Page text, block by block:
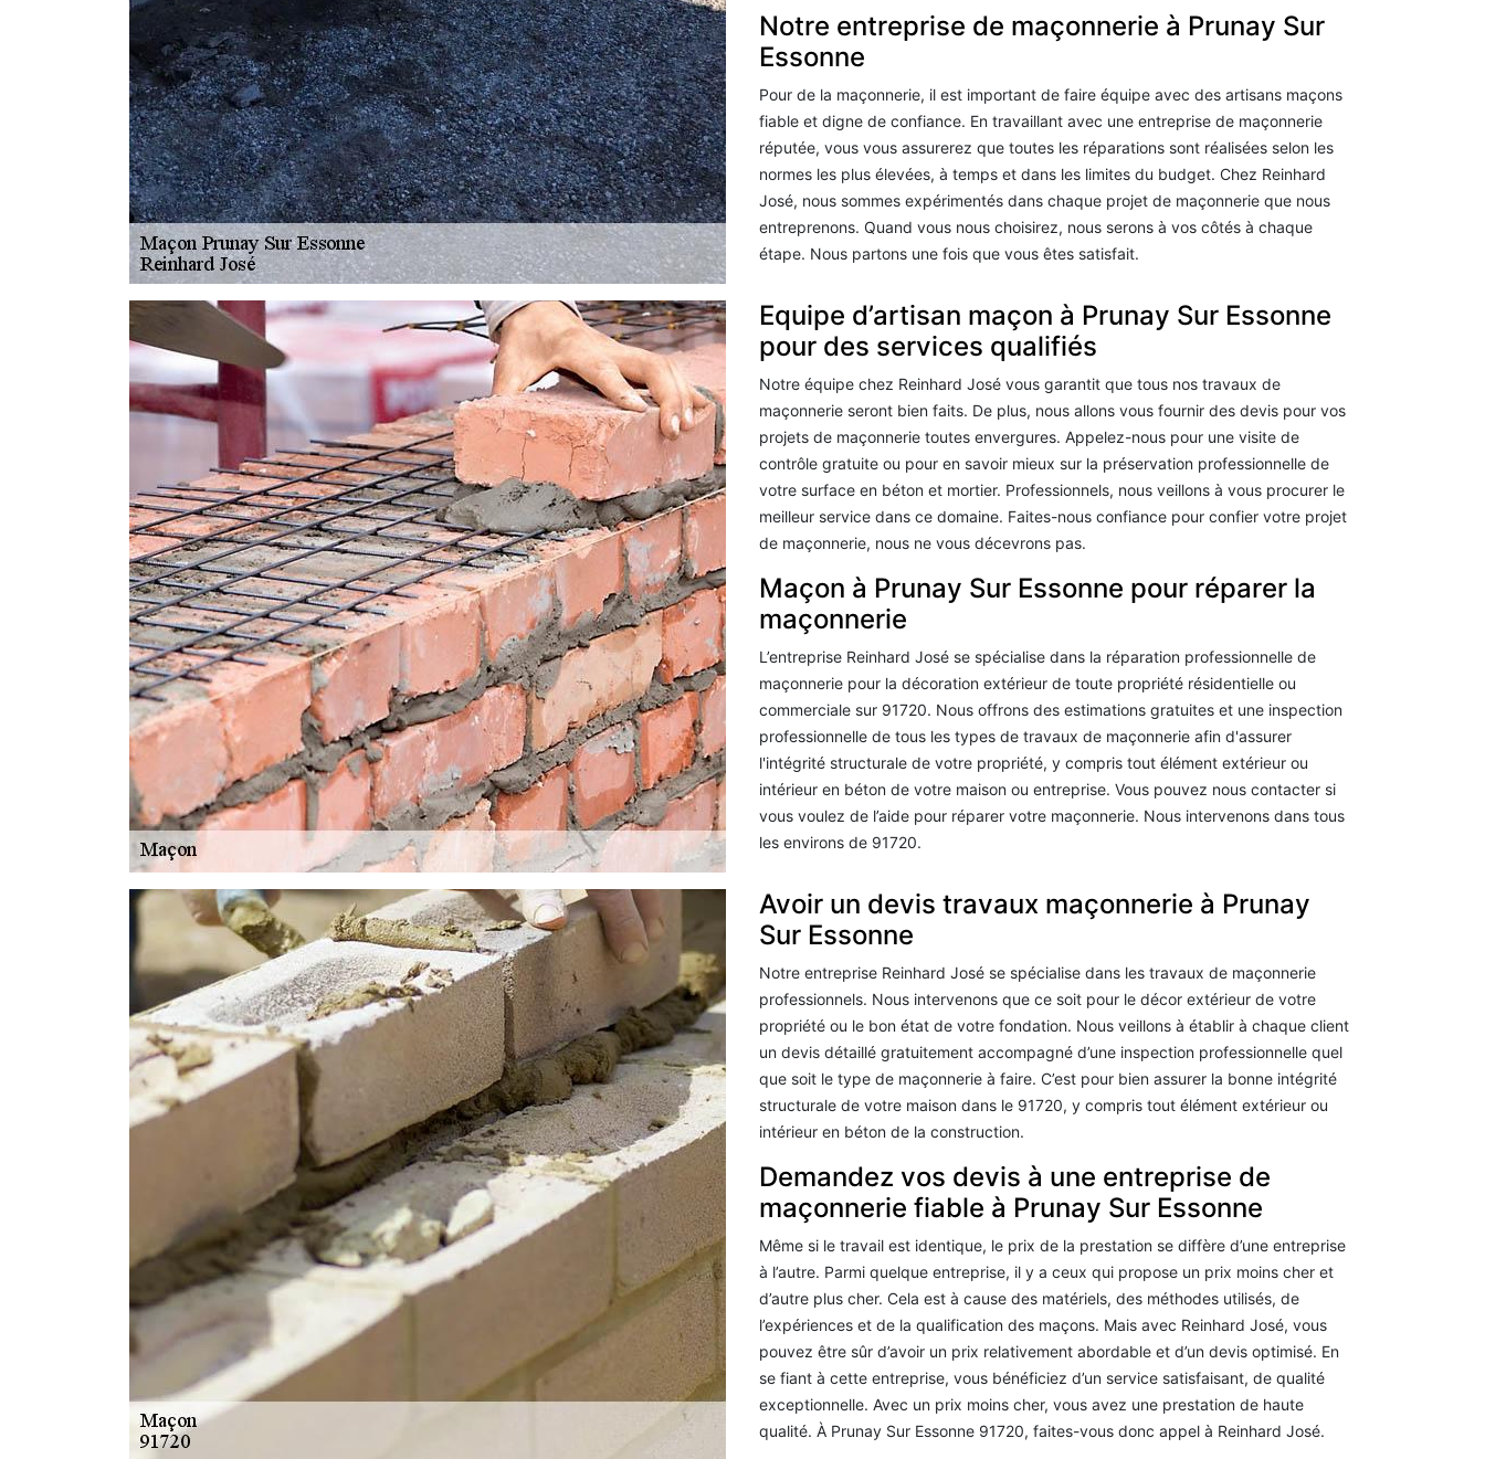
Notre entreprise de maçonnerie à Prunay Sur
Essonne
Pour de la maçonnerie, il est important de faire équipe avec des artisans maçons
fiable et digne de confiance. En travaillant avec une entreprise de maçonnerie
réputée, vous vous assurerez que toutes les réparations sont réalisées selon les
normes les plus élevées, à temps et dans les limites du budget. Chez Reinhard
José, nous sommes expérimentés dans chaque projet de maçonnerie que nous
entreprenons. Quand vous nous choisirez, nous serons à vos côtés à chaque
étape. Nous partons une fois que vous êtes satisfait.
Equipe d’artisan maçon à Prunay Sur Essonne
pour des services qualifiés
Notre équipe chez Reinhard José vous garantit que tous nos travaux de
maçonnerie seront bien faits. De plus, nous allons vous fournir des devis pour vos
projets de maçonnerie toutes envergures. Appelez-nous pour une visite de
contrôle gratuite ou pour en savoir mieux sur la préservation professionnelle de
votre surface en béton et mortier. Professionnels, nous veillons à vous procurer le
meilleur service dans ce domaine. Faites-nous confiance pour confier votre projet
de maçonnerie, nous ne vous décevrons pas.
Maçon à Prunay Sur Essonne pour réparer la
maçonnerie
L’entreprise Reinhard José se spécialise dans la réparation professionnelle de
maçonnerie pour la décoration extérieur de toute propriété résidentielle ou
commerciale sur 91720. Nous offrons des estimations gratuites et une inspection
professionnelle de tous les types de travaux de maçonnerie afin d'assurer
l'intégrité structurale de votre propriété, y compris tout élément extérieur ou
intérieur en béton de votre maison ou entreprise. Vous pouvez nous contacter si
vous voulez de l’aide pour réparer votre maçonnerie. Nous intervenons dans tous
les environs de 91720.
Avoir un devis travaux maçonnerie à Prunay
Sur Essonne
Notre entreprise Reinhard José se spécialise dans les travaux de maçonnerie
professionnels. Nous intervenons que ce soit pour le décor extérieur de votre
propriété ou le bon état de votre fondation. Nous veillons à établir à chaque client
un devis détaillé gratuitement accompagné d’une inspection professionnelle quel
que soit le type de maçonnerie à faire. C’est pour bien assurer la bonne intégrité
structurale de votre maison dans le 91720, y compris tout élément extérieur ou
intérieur en béton de la construction.
Demandez vos devis à une entreprise de
maçonnerie fiable à Prunay Sur Essonne
Même si le travail est identique, le prix de la prestation se diffère d’une entreprise
à l’autre. Parmi quelque entreprise, il y a ceux qui propose un prix moins cher et
d’autre plus cher. Cela est à cause des matériels, des méthodes utilisés, de
l’expériences et de la qualification des maçons. Mais avec Reinhard José, vous
pouvez être sûr d’avoir un prix relativement abordable et d’un devis optimisé. En
se fiant à cette entreprise, vous bénéficiez d’un service satisfaisant, de qualité
exceptionnelle. Avec un prix moins cher, vous avez une prestation de haute
qualité. À Prunay Sur Essonne 91720, faites-vous donc appel à Reinhard José.